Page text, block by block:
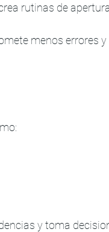
rutinas de
menos errores y
y toma